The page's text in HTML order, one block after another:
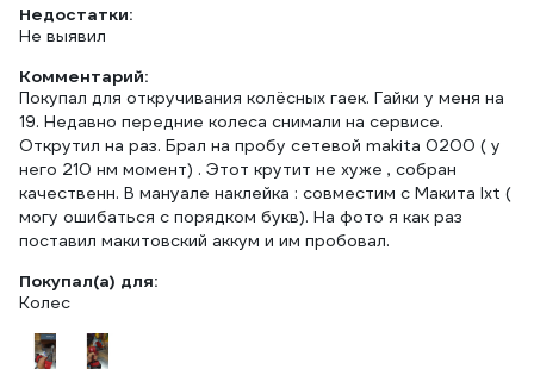
Недостатки:
Не выявил
Комментарий:
Покупал для откручивания колёсных гаек. Гайки у меня на
19. Недавно передние колеса снимали на сервисе.
Открутил на раз. Брал на пробу сетевой makita 0200 ( у
него 210 нм момент) . Этот крутит не хуже , собран
качественн. В мануале наклейка : совместим с Макита lxt (
могу ошибаться с порядком букв). На фото я как раз
поставил макитовский аккум и им пробовал.
Покупал(а) для:
Колес